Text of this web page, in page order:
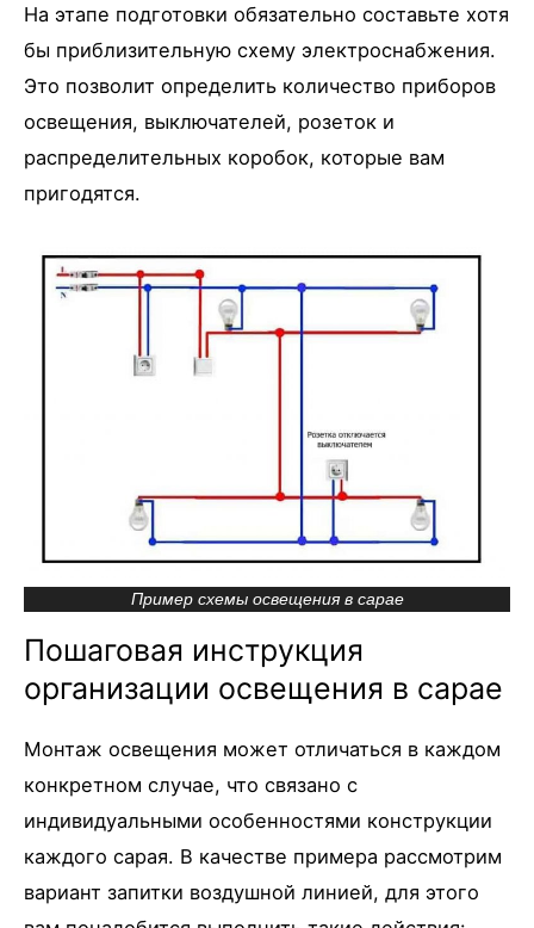
На этапе подготовки обязательно составьте хотя
бы приблизительную схему электроснабжения.
Это позволит определить количество приборов
освещения, выключателей, розеток и
распределительных коробок, которые вам
пригодятся.
Пример схемы освещения в сарае
Пошаговая инструкция
организации освещения в сарае
Монтаж освещения может отличаться в каждом
конкретном случае, что связано с
индивидуальными особенностями конструкции
каждого сарая. В качестве примера рассмотрим
вариант запитки воздушной линией, для этого